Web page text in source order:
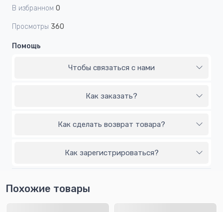
В избранном 0
Просмотры 360
Помощь
Чтобы связаться с нами
Как заказать?
Как сделать возврат товара?
Как зарегистрироваться?
Похожие товары